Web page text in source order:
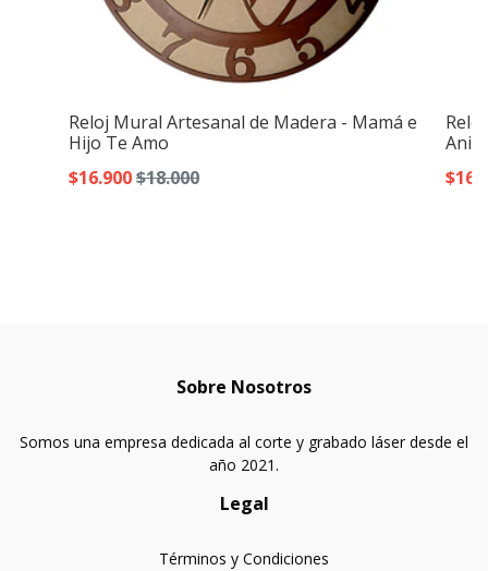
Reloj Mural Artesanal de Madera - Mamá e
Hijo Te Amo
$16.900$18.000
Sobre Nosotros
Somos una empresa dedicada al corte y grabado láser desde el
año 2021.
Legal
Términos y Condiciones